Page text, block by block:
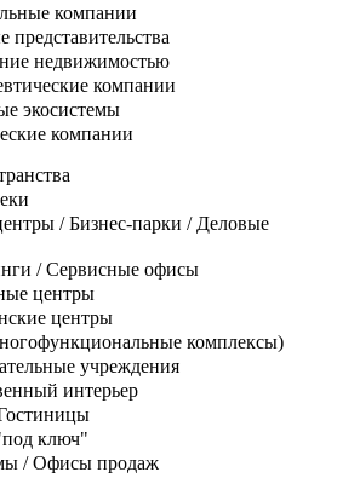
компании
представительства
недвижимостью
компании
экосистемы
компании
/ Бизнес-парки / Деловые
/ Сервисные офисы
центры
центры
комплексы)
учреждения
интерьер
ключ"
/ Офисы продаж